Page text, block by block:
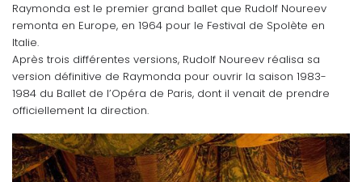
Raymonda est le premier grand ballet que Rudolf Noureev
remonta en Europe, en 1964 pour le Festival de Spolète en
Italie.
Après trois différentes versions, Rudolf Noureev réalisa sa
version définitive de Raymonda pour ouvrir la saison 1983-
1984 du Ballet de l’Opéra de Paris, dont il venait de prendre
officiellement la direction.